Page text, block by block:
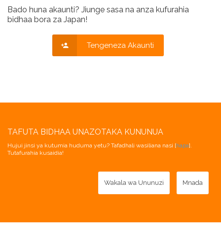
Bado huna akaunti? Jiunge sasa na anza kufurahia
bidhaa bora za Japan!
Tengeneza Akaunti
TAFUTA BIDHAA UNAZOTAKA KUNUNUA
Hujui jinsi ya kutumia huduma yetu? Tafadhali wasiliana nasi [hapa].
Tutafurahia kusaidia!
Wakala wa Ununuzi Mnada